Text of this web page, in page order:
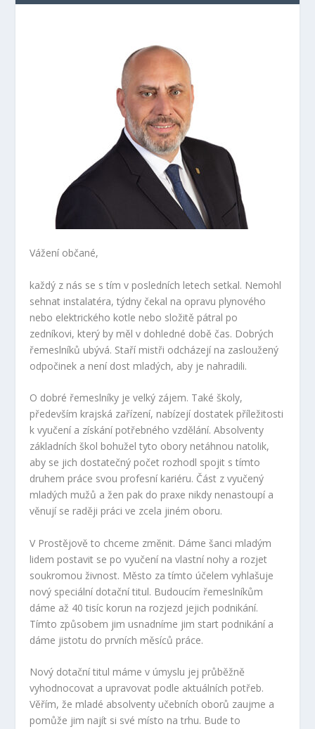
Vážení občané,
každý z nás se s tím v posledních letech setkal. Nemohl
sehnat instalatéra, týdny čekal na opravu plynového
nebo elektrického kotle nebo složitě pátral po
zedníkovi, který by měl v dohledné době čas. Dobrých
řemeslníků ubývá. Staří mistři odcházejí na zasloužený
odpočinek a není dost mladých, aby je nahradili.
O dobré řemeslníky je velký zájem. Také školy,
především krajská zařízení, nabízejí dostatek příležitosti
k vyučení a získání potřebného vzdělání. Absolventy
základních škol bohužel tyto obory netáhnou natolik,
aby se jich dostatečný počet rozhodl spojit s tímto
druhem práce svou profesní kariéru. Část z vyučený
mladých mužů a žen pak do praxe nikdy nenastoupí a
věnují se raději práci ve zcela jiném oboru.
V Prostějově to chceme změnit. Dáme šanci mladým
lidem postavit se po vyučení na vlastní nohy a rozjet
soukromou živnost. Město za tímto účelem vyhlašuje
nový speciální dotační titul. Budoucím řemeslníkům
dáme až 40 tisíc korun na rozjezd jejich podnikání.
Tímto způsobem jim usnadníme jim start podnikání a
dáme jistotu do prvních měsíců práce.
Nový dotační titul máme v úmyslu jej průběžně
vyhodnocovat a upravovat podle aktuálních potřeb.
Věřím, že mladé absolventy učebních oborů zaujme a
pomůže jim najít si své místo na trhu. Bude to